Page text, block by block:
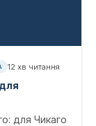
12 хв читання
для Чикаго